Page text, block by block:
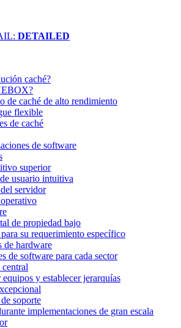
DETAILED
caché?
de caché de alto rendimiento
flexible
de caché
de software
superior
usuario intuitiva
servidor
de propiedad bajo
su requerimiento específico
de hardware
de software para cada sector
y establecer jerarquías
soporte
implementaciones de gran escala